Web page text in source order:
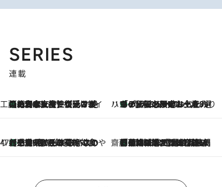
SERIES
連載
工藤まやのおもてなしハワイ
2026.8.6
【ハワイ土産】ローカルの絶大な支持で復活！ 絶品の幻クッキー《元ファンの日本人女性が受け継いだ名店》 ハワイ賢者 リサのお気に入りリスト2026.8.6
あの伝説の限定トートも！ リニューアルした「ディーン＆デルーカ ハワイ」で必須のお土産8選
47都道府県の手みやげ ひんやりスイーツで夏を満喫
2026.8.6
【三重県】この夏絶対食べたい 冷やしておいしいおやつ3選 お餅×アイスの新感覚スイーツ 齋藤 薫 美容脳ルネサンス
2026.8.6
「荷物が増えるほど旅ストレスは増す」美容ジャーナリストがたどり着いた最終結論。“化粧品を劇的に減らす”感動の凝縮美容とは